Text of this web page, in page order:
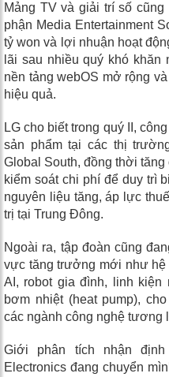
Mảng TV và giải trí số
phận Media Entertainment
tỷ won và lợi nhuận hoạt
lãi sau nhiều quý khó khăn
nền tảng webOS mở rộng
hiệu quả.
LG cho biết trong quý II,
sản phẩm tại các thị
Global South, đồng thời
kiểm soát chi phí để duy trì
nguyên liệu tăng, áp lực
trị tại Trung Đông.
Ngoài ra, tập đoàn cũng
vực tăng trưởng mới như hệ
AI, robot gia đình, linh kiện
bơm nhiệt (heat pump),
các ngành công nghệ tương
Giới phân tích nhận
Electronics đang chuyển